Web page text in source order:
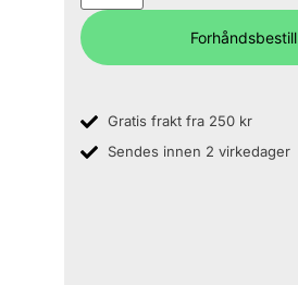
Forhåndsbestill
Gratis frakt fra 250 kr
Sendes innen 2 virkedager